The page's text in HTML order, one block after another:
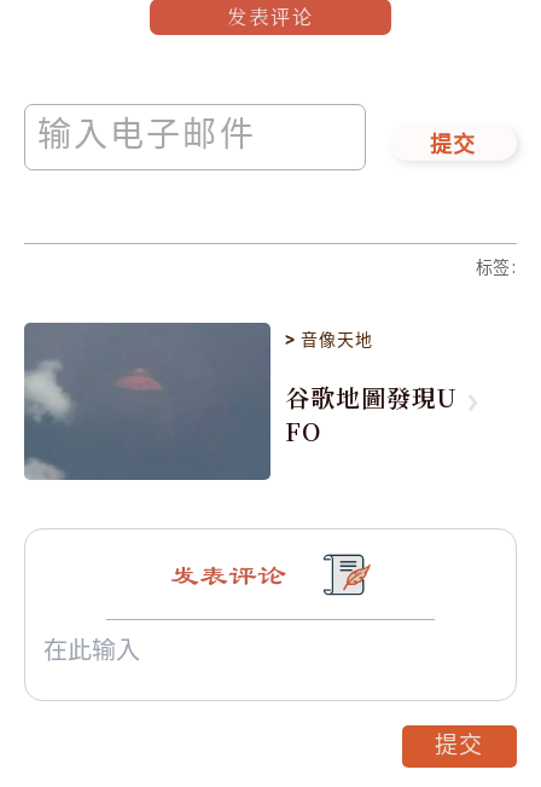
发表评论
提交
标签:
>音像天地
谷歌地圖發現U
FO
发表评论
提交